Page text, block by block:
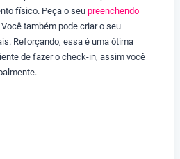
físico. Peça o seu preenchendo
também pode criar o seu
Reforçando, essa é uma ótima
de fazer o check-in, assim você